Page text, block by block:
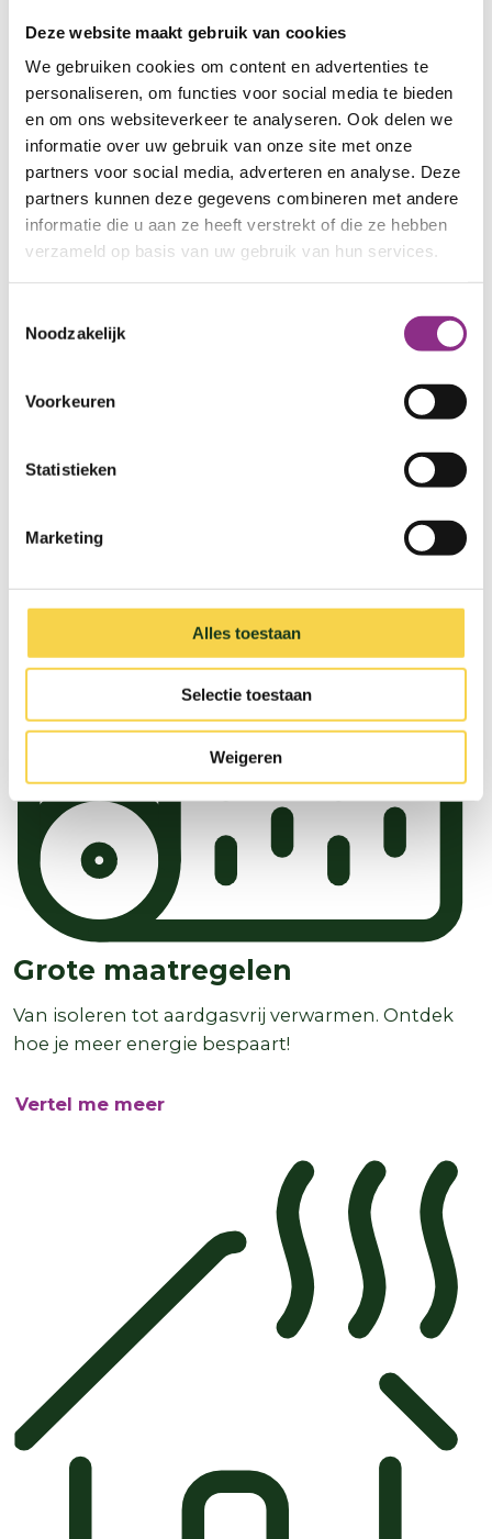
Deze website maakt gebruik van cookies
We gebruiken cookies om content en advertenties te
personaliseren, om functies voor social media te bieden
en om ons websiteverkeer te analyseren. Ook delen we
informatie over uw gebruik van onze site met onze
partners voor social media, adverteren en analyse. Deze
partners kunnen deze gegevens combineren met andere
informatie die u aan ze heeft verstrekt of die ze hebben
verzameld op basis van uw gebruik van hun services.
Noodzakelijk
Voorkeuren
Statistieken
Marketing
Alles toestaan
Selectie toestaan
Weigeren
Grote maatregelen
Van isoleren tot aardgasvrij verwarmen. Ontdek
hoe je meer energie bespaart!
Vertel me meer